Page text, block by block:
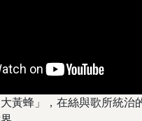
黃蜂」，在絲與歌所統治